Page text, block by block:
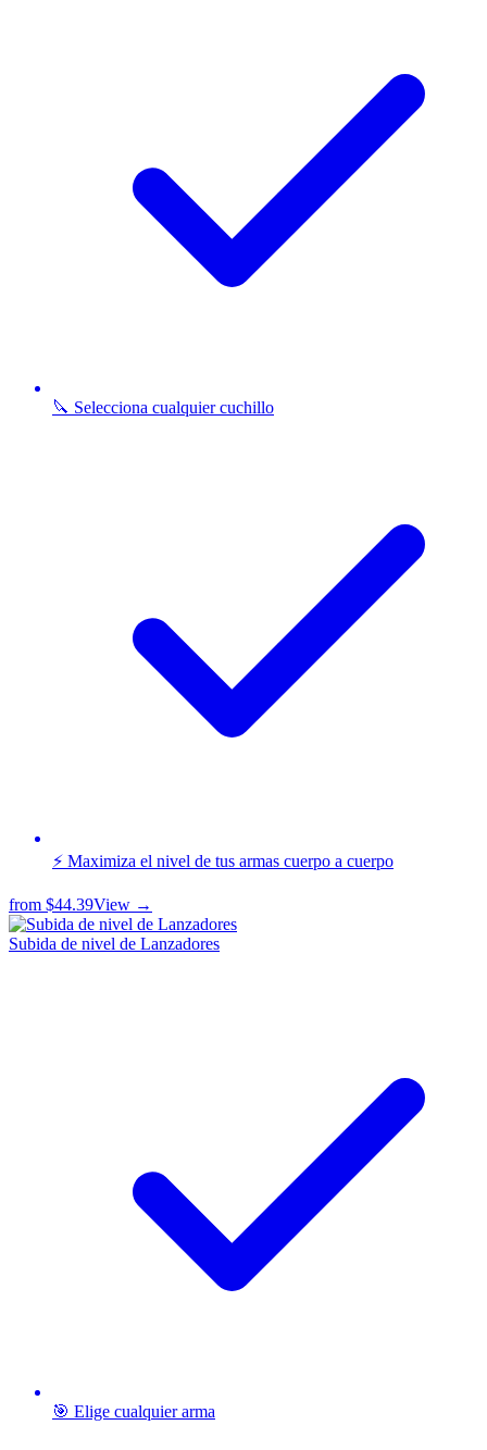
🔪 Selecciona cualquier cuchillo
⚡ Maximiza el nivel de tus armas cuerpo a cuerpo
from $44.39View →
Subida de nivel de Lanzadores
🎯 Elige cualquier arma